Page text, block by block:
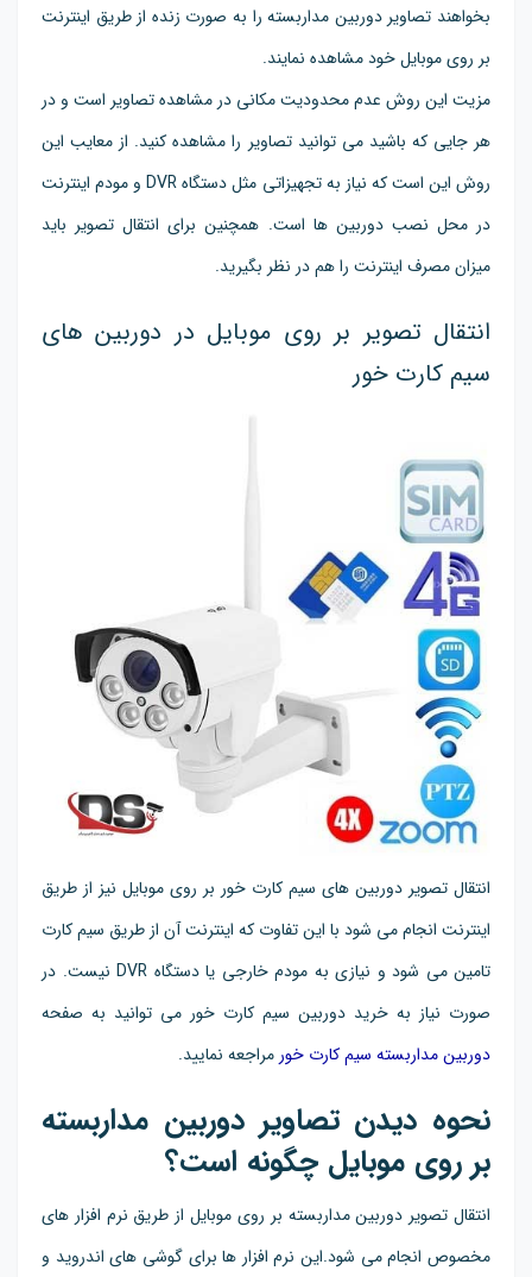
بخواهند تصاویر دوربین مداربسته را به صورت زنده از طریق اینترنت
بر روی موبایل خود مشاهده نمایند.
مزیت این روش عدم محدودیت مکانی در مشاهده تصاویر است و در
هر جایی که باشید می توانید تصاویر را مشاهده کنید. از معایب این
روش این است که نیاز به تجهیزاتی مثل دستگاه DVR و مودم اینترنت
در محل نصب دوربین ها است. همچنین برای انتقال تصویر باید
میزان مصرف اینترنت را هم در نظر بگیرید.
انتقال تصویر بر روی موبایل در دوربین های
سیم کارت خور
انتقال تصویر دوربین های سیم کارت خور بر روی موبایل نیز از طریق
اینترنت انجام می شود با این تفاوت که اینترنت آن از طریق سیم کارت
تامین می شود و نیازی به مودم خارجی یا دستگاه DVR نیست. در
صورت نیاز به خرید دوربین سیم کارت خور می توانید به صفحه
دوربین مداربسته سیم کارت خورمراجعه نمایید.
نحوه دیدن تصاویر دوربین مداربسته
بر روی موبایل چگونه است؟
انتقال تصویر دوربین مداربسته بر روی موبایل از طریق نرم افزار های
مخصوص انجام می شود.این نرم افزار ها برای گوشی های اندروید و